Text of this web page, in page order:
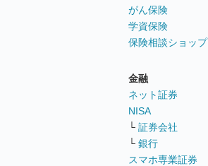
がん保険
学資保険
保険相談ショップ
金融
ネット証券
NISA
└ 証券会社
└ 銀行
スマホ専業証券